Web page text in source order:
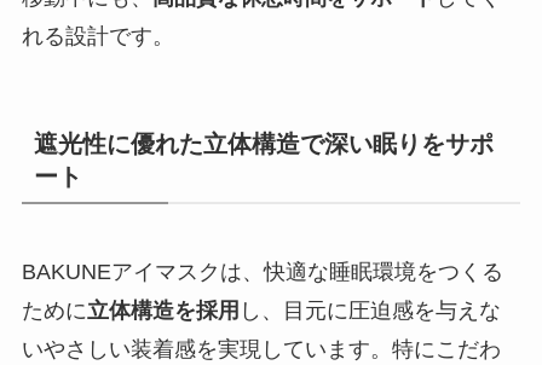
れる設計です。
遮光性に優れた立体構造で深い眠りをサポ
ート
BAKUNEアイマスクは、快適な睡眠環境をつくる
ために立体構造を採用 し、目元に圧迫感を与えな
いやさしい装着感を実現しています。特にこだわ